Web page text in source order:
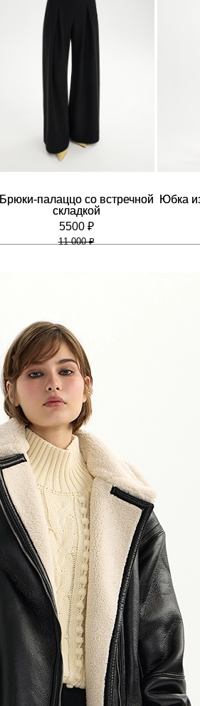
Брюки-палаццо со встречной
складкой
5500 ₽
11 000 ₽
Юбка